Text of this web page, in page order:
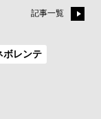
記事一覧
ボレンテ